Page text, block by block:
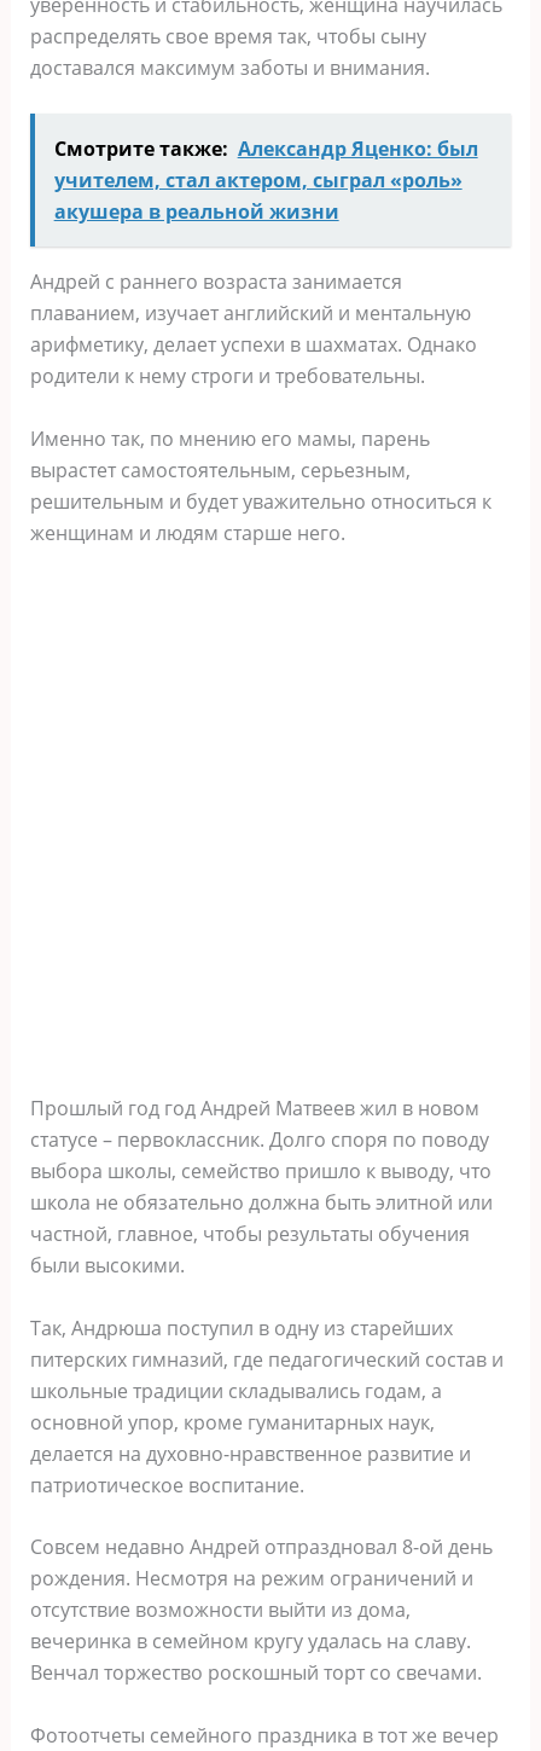
распределять свое время так, чтобы сыну
доставался максимум заботы и внимания.
Смотрите также: Александр Яценко: был
учителем, стал актером, сыграл «роль»
акушера в реальной жизни
Андрей с раннего возраста занимается
плаванием, изучает английский и ментальную
арифметику, делает успехи в шахматах. Однако
родители к нему строги и требовательны.
Именно так, по мнению его мамы, парень
вырастет самостоятельным, серьезным,
решительным и будет уважительно относиться к
женщинам и людям старше него.
Прошлый год год Андрей Матвеев жил в новом
статусе – первоклассник. Долго споря по поводу
выбора школы, семейство пришло к выводу, что
школа не обязательно должна быть элитной или
частной, главное, чтобы результаты обучения
были высокими.
Так, Андрюша поступил в одну из старейших
питерских гимназий, где педагогический состав и
школьные традиции складывались годам, а
основной упор, кроме гуманитарных наук,
делается на духовно-нравственное развитие и
патриотическое воспитание.
Совсем недавно Андрей отпраздновал 8-ой день
рождения. Несмотря на режим ограничений и
отсутствие возможности выйти из дома,
вечеринка в семейном кругу удалась на славу.
Венчал торжество роскошный торт со свечами.
Фотоотчеты семейного праздника в тот же вечер